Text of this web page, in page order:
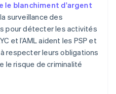
le blanchiment d’argent
surveillance des
pour détecter les activités
et l’AML aident les PSP et
respecter leurs obligations
le risque de criminalité